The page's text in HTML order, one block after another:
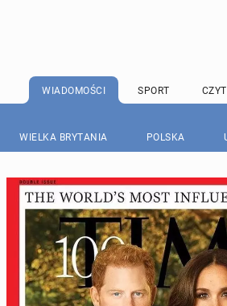
WIADOMOŚCI SPORT
WIELKA BRYTANIA POLSKA